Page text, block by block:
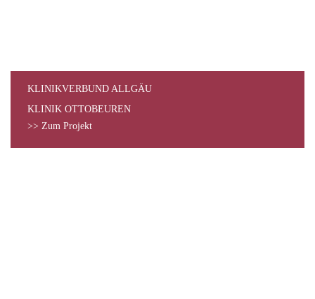
KLINIKVERBUND ALLGÄU
KLINIK OTTOBEUREN
>> Zum Projekt